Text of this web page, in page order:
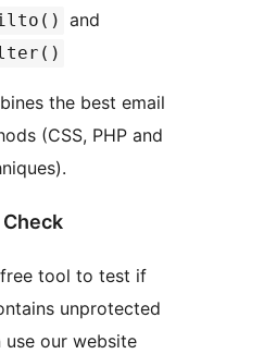
and
the best email
(CSS, PHP and
tool to test if
unprotected
use our website